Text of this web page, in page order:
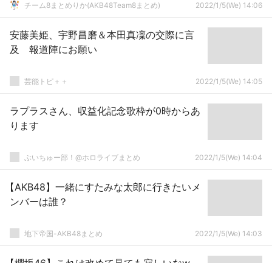
チーム8まとめりか(AKB48Team8まとめ) 2022/1/5(We) 14:06
安藤美姫、宇野昌磨＆本田真凜の交際に言
及 報道陣にお願い
芸能トピ＋＋ 2022/1/5(We) 14:05
ラプラスさん、収益化記念歌枠が0時からあ
ります
ぶいちゅー部！@ホロライブまとめ 2022/1/5(We) 14:04
【AKB48】一緒にすたみな太郎に行きたいメ
ンバーは誰？
地下帝国-AKB48まとめ 2022/1/5(We) 14:03